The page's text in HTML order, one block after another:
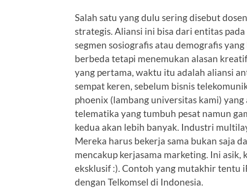
Salah satu yang dulu sering disebut
strategis. Aliansi ini bisa dari entitas
segmen sosiografis atau demografis
berbeda tetapi menemukan alasan
yang pertama, waktu itu adalah aliansi
sempat keren, sebelum bisnis
phoenix (lambang universitas kami)
telematika yang tumbuh pesat namun
kedua akan lebih banyak. Industri
Mereka harus bekerja sama bukan saja
mencakup kerjasama marketing. Ini
eksklusif :). Contoh yang mutakhir tentu
dengan Telkomsel di Indonesia.